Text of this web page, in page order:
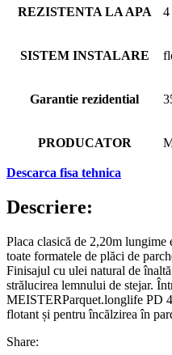
REZISTENTA LA APA 4
SISTEM INSTALARE
Garantie rezidential
PRODUCATOR
Descarca fisa tehnica
Descriere:
Placa clasică de 2,20m
toate formatele de plăci de
Finisajul cu ulei natural de
strălucirea lemnului de stejar.
MEISTERParquet.longlife PD
flotant și pentru încălzirea în
Share: